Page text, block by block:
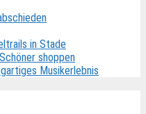
in Stade
shoppen
Musikerlebnis